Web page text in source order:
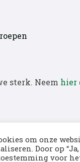
sterk. Neem hier
om onze
Door op
voor